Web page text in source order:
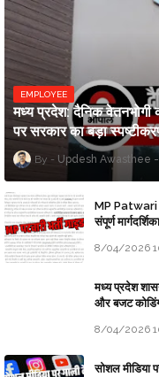
EMPLOYEE
मध्य प्रदेश: दैनिक वेतनभोगी
पर सरकार का बड़ा
Updesh Awasthee
MP Patwari
संपूर्ण मार्गदर्शिका
8/04/2026
मध्य प्रदेश
और बजट
8/04/2026
सोशल मीडिया